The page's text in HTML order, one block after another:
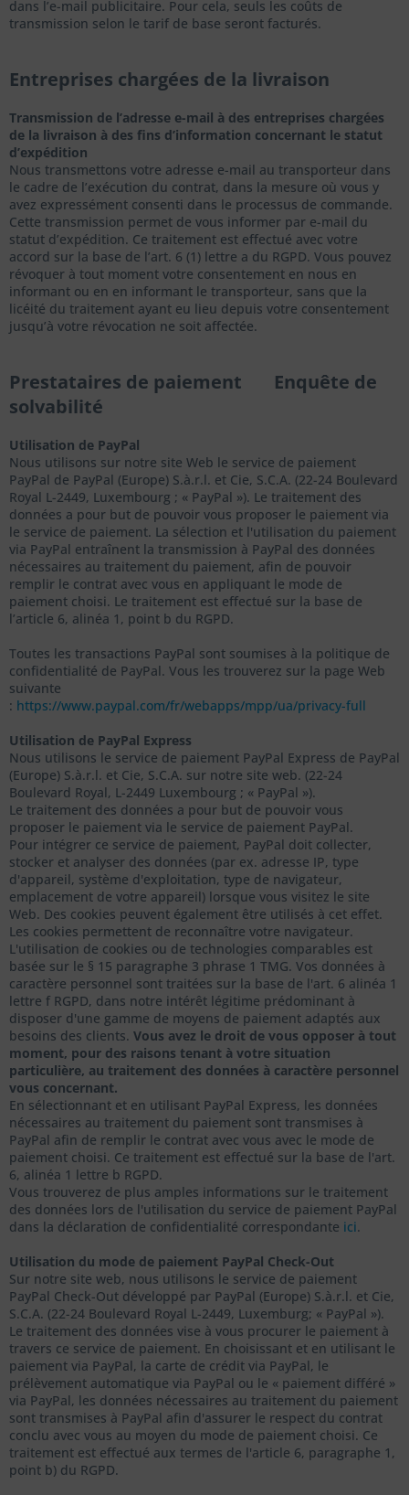
dans l’e-mail publicitaire. Pour cela, seuls les coûts de
transmission selon le tarif de base seront facturés.
Entreprises chargées de la livraison
Transmission de l’adresse e-mail à des entreprises chargées
de la livraison à des fins d’information concernant le statut
d’expédition
Nous transmettons votre adresse e-mail au transporteur dans
le cadre de l’exécution du contrat, dans la mesure où vous y
avez expressément consenti dans le processus de commande.
Cette transmission permet de vous informer par e-mail du
statut d’expédition. Ce traitement est effectué avec votre
accord sur la base de l’art. 6 (1) lettre a du RGPD. Vous pouvez
révoquer à tout moment votre consentement en nous en
informant ou en en informant le transporteur, sans que la
licéité du traitement ayant eu lieu depuis votre consentement
jusqu’à votre révocation ne soit affectée.
Prestataires de paiement
Enquête de
solvabilité
Utilisation de PayPal
Nous utilisons sur notre site Web le service de paiement
PayPal de PayPal (Europe) S.à.r.l. et Cie, S.C.A. (22-24 Boulevard
Royal L-2449, Luxembourg ; « PayPal »). Le traitement des
données a pour but de pouvoir vous proposer le paiement via
le service de paiement. La sélection et l'utilisation du paiement
via PayPal entraînent la transmission à PayPal des données
nécessaires au traitement du paiement, afin de pouvoir
remplir le contrat avec vous en appliquant le mode de
paiement choisi. Le traitement est effectué sur la base de
l’article 6, alinéa 1, point b du RGPD.
Toutes les transactions PayPal sont soumises à la politique de
confidentialité de PayPal. Vous les trouverez sur la page Web
suivante
: https://www.paypal.com/fr/webapps/mpp/ua/privacy-full
Utilisation de PayPal Express
Nous utilisons le service de paiement PayPal Express de PayPal
(Europe) S.à.r.l. et Cie, S.C.A. sur notre site web. (22-24
Boulevard Royal, L-2449 Luxembourg ; « PayPal »).
Le traitement des données a pour but de pouvoir vous
proposer le paiement via le service de paiement PayPal.
Pour intégrer ce service de paiement, PayPal doit collecter,
stocker et analyser des données (par ex. adresse IP, type
d'appareil, système d'exploitation, type de navigateur,
emplacement de votre appareil) lorsque vous visitez le site
Web. Des cookies peuvent également être utilisés à cet effet.
Les cookies permettent de reconnaître votre navigateur.
L'utilisation de cookies ou de technologies comparables est
basée sur le § 15 paragraphe 3 phrase 1 TMG. Vos données à
caractère personnel sont traitées sur la base de l'art. 6 alinéa 1
lettre f RGPD, dans notre intérêt légitime prédominant à
disposer d'une gamme de moyens de paiement adaptés aux
besoins des clients. Vous avez le droit de vous opposer à tout
moment, pour des raisons tenant à votre situation
particulière, au traitement des données à caractère personnel
vous concernant.
En sélectionnant et en utilisant PayPal Express, les données
nécessaires au traitement du paiement sont transmises à
PayPal afin de remplir le contrat avec vous avec le mode de
paiement choisi. Ce traitement est effectué sur la base de l'art.
6, alinéa 1 lettre b RGPD.
Vous trouverez de plus amples informations sur le traitement
des données lors de l'utilisation du service de paiement PayPal
dans la déclaration de confidentialité correspondante ici.
Utilisation du mode de paiement PayPal Check-Out
Sur notre site web, nous utilisons le service de paiement
PayPal Check-Out développé par PayPal (Europe) S.à.r.l. et Cie,
S.C.A. (22-24 Boulevard Royal L-2449, Luxemburg; « PayPal »).
Le traitement des données vise à vous procurer le paiement à
travers ce service de paiement. En choisissant et en utilisant le
paiement via PayPal, la carte de crédit via PayPal, le
prélèvement automatique via PayPal ou le « paiement différé »
via PayPal, les données nécessaires au traitement du paiement
sont transmises à PayPal afin d'assurer le respect du contrat
conclu avec vous au moyen du mode de paiement choisi. Ce
traitement est effectué aux termes de l'article 6, paragraphe 1,
point b) du RGPD.